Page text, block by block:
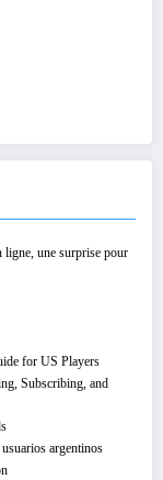
ligne, une surprise pour
for US Players
Subscribing, and
argentinos